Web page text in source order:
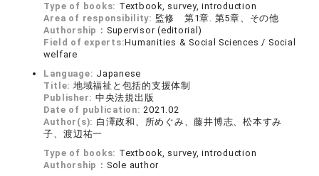
Type of books: Textbook, survey, introduction
Area of responsibility: 監修 第1章. 第5章、その他
Authorship： Supervisor (editorial)
Field of experts:Humanities & Social Sciences / Social
welfare
Language: Japanese
Title: 地域福祉と包括的支援体制
Publisher: 中央法規出版
Date of publication:2021.02
Author(s): 白澤政和、所めぐみ、藤井博志、松本すみ
子、渡辺祐一
Type of books: Textbook, survey, introduction
Authorship： Sole author